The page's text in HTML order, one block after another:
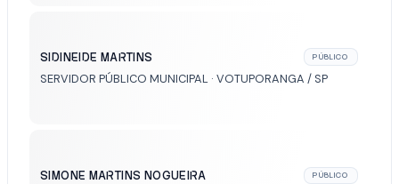
SIDINEIDE MARTINS PÚBLICO
SERVIDOR PÚBLICO MUNICIPAL · VOTUPORANGA / SP
SIMONE MARTINS NOGUEIRA PÚBLICO